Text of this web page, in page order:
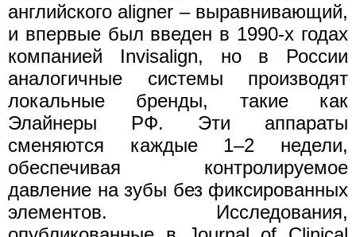
английского aligner – выравнивающий,
и впервые был введен в 1990-х годах
компанией Invisalign, но в России
аналогичные системы производят
локальные бренды, такие как
Элайнеры РФ. Эти аппараты
сменяются каждые 1–2 недели,
обеспечивая контролируемое
давление на зубы без фиксированных
элементов. Исследования,